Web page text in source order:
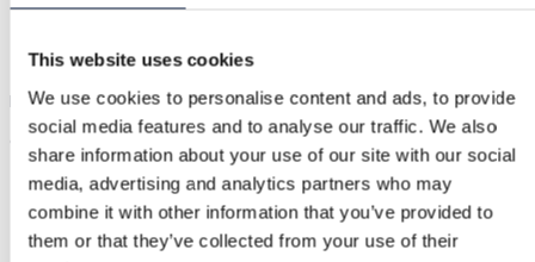
This website uses cookies
We use cookies to personalise content and ads, to provide
social media features and to analyse our traffic. We also
share information about your use of our site with our social
media, advertising and analytics partners who may
combine it with other information that you’ve provided to
them or that they’ve collected from your use of their
Karen Blixen'i Out of Africa raamat. Kõvakaaneline väljaanne
aastast 1960. Inglise keeles.
Näita algkeeles
3,00 €
Ostjakaitse